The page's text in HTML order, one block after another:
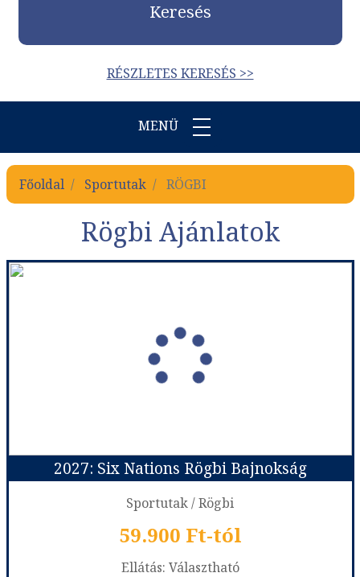
Keresés
RÉSZLETES KERESÉS >>
MENÜ
Főoldal Sportutak RÖGBI
Rögbi Ajánlatok
2027: Six Nations Rögbi Bajnokság
Sportutak / Rögbi
59.900 Ft-tól
Ellátás: Választható